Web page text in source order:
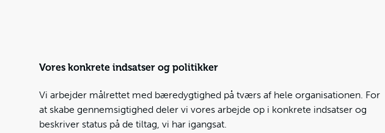
Vores konkrete indsatser og politikker
Vi arbejder målrettet med bæredygtighed på tværs af hele organisationen. For
at skabe gennemsigtighed deler vi vores arbejde op i konkrete indsatser og
beskriver status på de tiltag, vi har igangsat.